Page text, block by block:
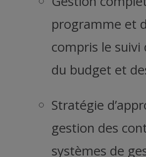
programme et
compris le suivi
du budget et
Stratégie
gestion des
systèmes de